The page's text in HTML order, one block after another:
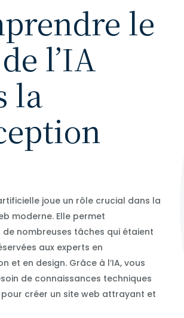
le
l’IA
la
joue un rôle crucial dans la
moderne. Elle permet
de nombreuses tâches qui étaient
aux experts en
et en design. Grâce à l’IA, vous
de connaissances techniques
créer un site web attrayant et